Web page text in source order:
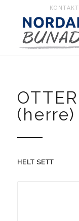
KONTAKT
(herre)
HELT SETT